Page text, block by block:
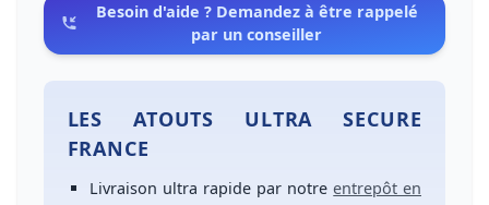
Besoin d'aide ? Demandez à être rappelé
par un conseiller
LES ATOUTS ULTRA SECURE
FRANCE
Livraison ultra rapidepar notreentrepôt en